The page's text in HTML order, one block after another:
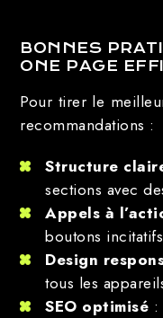
BONNES
ONE PAGE
Pour tirer le
recommandations :
Structure
sections avec
Appels à
boutons
Design
tous les
SEO optimisé :